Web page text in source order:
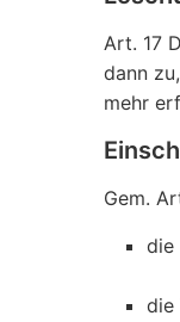
Art. 17
dann
mehr
Gem.
die
die